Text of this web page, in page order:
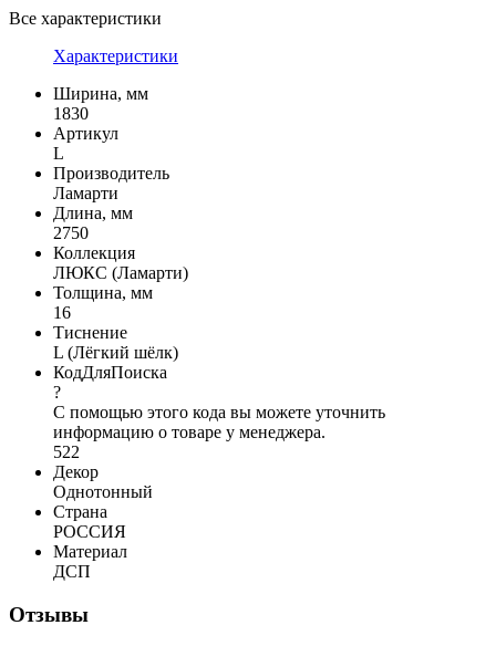
Все характеристики
Характеристики
Ширина, мм
1830
Артикул
L
Производитель
Ламарти
Длина, мм
2750
Коллекция
ЛЮКС (Ламарти)
Толщина, мм
16
Тиснение
L (Лёгкий шёлк)
КодДляПоиска
?
С помощью этого кода вы можете уточнить
информацию о товаре у менеджера.
522
Декор
Однотонный
Страна
РОССИЯ
Материал
ДСП
Отзывы